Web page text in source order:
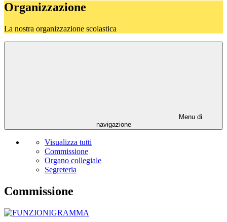
Organizzazione
La nostra organizzazione scolastica
Menu di
navigazione
Visualizza tutti
Commissione
Organo collegiale
Segreteria
Commissione